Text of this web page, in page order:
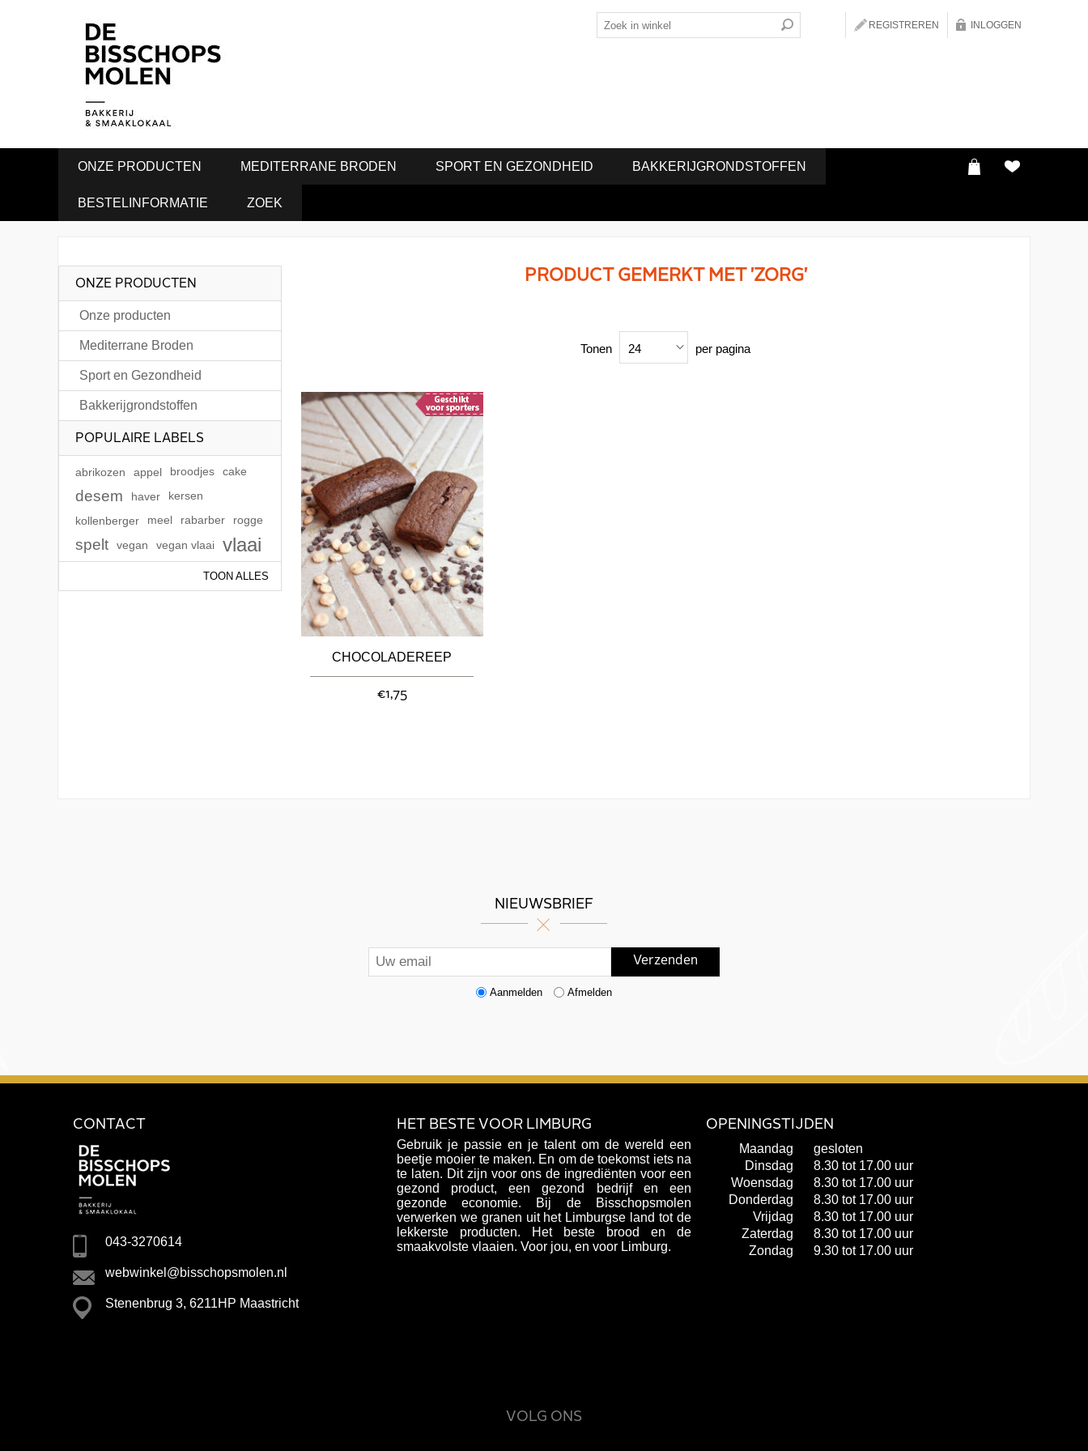
REGISTREREN INLOGGEN
ONZE PRODUCTEN MEDITERRANE BRODEN SPORT EN GEZONDHEID BAKKERIJGRONDSTOFFEN
BESTELINFORMATIE ZOEK
PRODUCT GEMERKT MET 'ZORG'
Tonen 24 per pagina
CHOCOLADEREEP
€1,75
ONZE PRODUCTEN
Onze producten
Mediterrane Broden
Sport en Gezondheid
Bakkerijgrondstoffen
POPULAIRE LABELS
abrikozen appel broodjes cake
desem haver kersen
kollenberger meel rabarber rogge
spelt vegan vegan vlaai vlaai
TOON ALLES
NIEUWSBRIEF
Aanmelden Afmelden
CONTACT
043-3270614
webwinkel@bisschopsmolen.nl
Stenenbrug 3, 6211HP Maastricht
HET BESTE VOOR LIMBURG
Gebruik je passie en je talent om de wereld een
beetje mooier te maken. En om de toekomst iets na
te laten. Dit zijn voor ons de ingrediënten voor een
gezond product, een gezond bedrijf en een
gezonde economie. Bij de Bisschopsmolen
verwerken we granen uit het Limburgse land tot de
lekkerste producten. Het beste brood en de
smaakvolste vlaaien. Voor jou, en voor Limburg.
OPENINGSTIJDEN
Maandag
gesloten
Dinsdag
8.30 tot 17.00 uur
Woensdag
8.30 tot 17.00 uur
Donderdag
8.30 tot 17.00 uur
Vrijdag
8.30 tot 17.00 uur
Zaterdag
8.30 tot 17.00 uur
Zondag
9.30 tot 17.00 uur
VOLG ONS